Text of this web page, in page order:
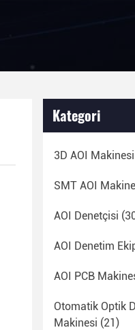
Kategori
3D AOI Makinesi
SMT AOI
AOI Denetçisi
AOI Denetim
AOI PCB
Otomatik Optik
Makinesi (21)